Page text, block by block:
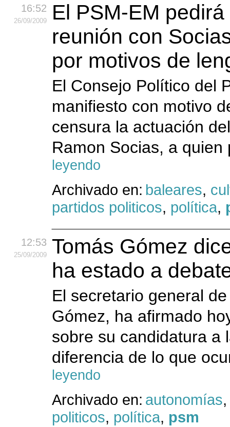
16:52
26/09/2009
El PSM-EM
reunión con
por motivos de
El Consejo Político del
manifiesto con motivo
censura la actuación
Ramon Socias, a
leyendo
Archivado en: baleares,
partidos politicos, política,
12:53
25/09/2009
Tomás Gómez
ha estado a
El secretario general
Gómez, ha afirmado
sobre su candidatura a
diferencia de lo que
leyendo
Archivado en: autonomías
politicos, política, psm